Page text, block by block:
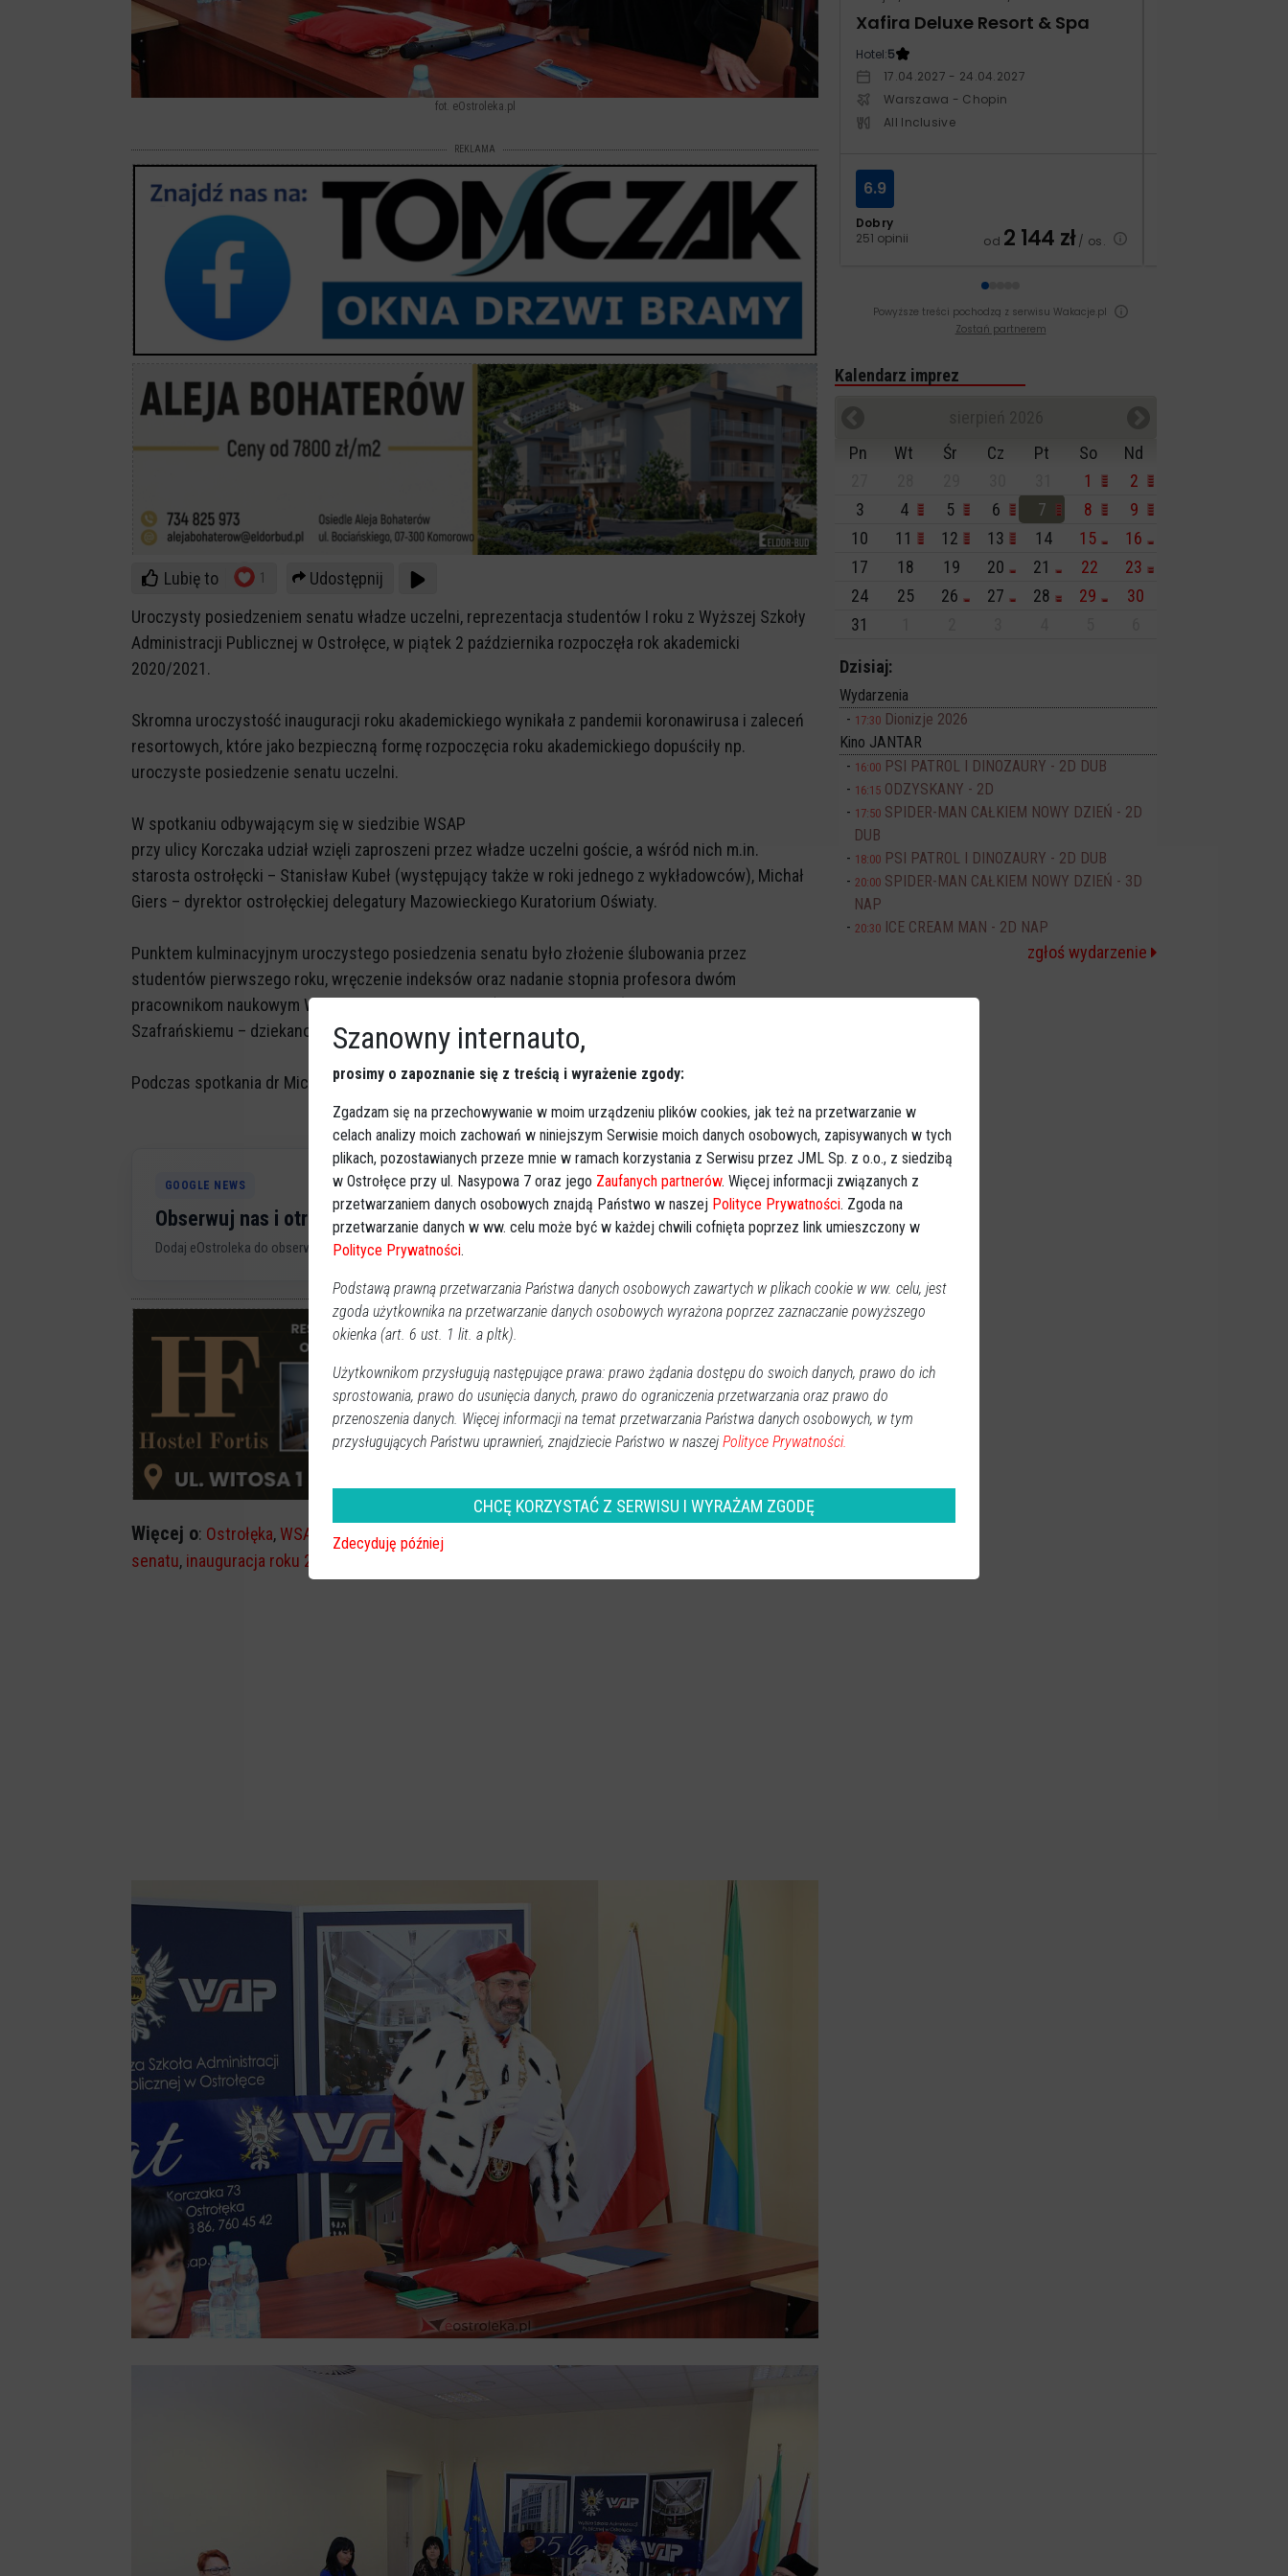
fot. eOstroleka.pl
REKLAMA
Lubię to 1
Udostępnij
Uroczysty posiedzeniem senatu władze uczelni, reprezentacja studentów I roku z Wyższej Szkoły
Administracji Publicznej w Ostrołęce, w piątek 2 października rozpoczęła rok akademicki
2020/2021.
Skromna uroczystość inauguracji roku akademickiego wynikała z pandemii koronawirusa i zaleceń
resortowych, które jako bezpieczną formę rozpoczęcia roku akademickiego dopuściły np.
uroczyste posiedzenie senatu uczelni.
W spotkaniu odbywającym się w siedzibie WSAP
przy ulicy Korczaka udział wzięli zaproszeni przez władze uczelni goście, a wśród nich m.in.
starosta ostrołęcki – Stanisław Kubeł (występujący także w roki jednego z wykładowców), Michał
Giers – dyrektor ostrołęckiej delegatury Mazowieckiego Kuratorium Oświaty.
Punktem kulminacyjnym uroczystego posiedzenia senatu było złożenie ślubowania przez
studentów pierwszego roku, wręczenie indeksów oraz nadanie stopnia profesora dwóm
pracownikom naukowym WSAP – dr. Elżbiecie Łojko (byłej rektor WSAP) oraz dr hab. Dariuszowi
Szafrańskiemu – dziekanowi WSAP i wieloletniemu wykładowcy.
Podczas spotkania dr Michał Fajst – rektor WSAP – wyróżnił 13 studentów z najwyższą średnią.
GOOGLE NEWS
Obserwuj nas i otrzymuj nowe wiadomości
Dodaj eOstroleka do obserwowanych źródeł w Google News.
Obserwuj w Google News
Więcej o: Ostrołęka, WSAP Wyższa Szkoła Administracji Publicznej w Ostrołęce
senatu, inauguracja roku 2020/2021
Xafira Deluxe Resort & Spa
Hotel:5
17.04.2027 - 24.04.2027
Warszawa - Chopin
All Inclusive
Dobry
251 opinii
6.9
od 2 144 zł/ os.
Powyższe treści pochodzą z serwisu Wakacje.pl
Zostań partnerem
Kalendarz imprez
Pn
Wt Śr Cz Pt So
Nd
1
2
3
4 5 6 7 8
9
10
11 12 13 14 15
16
17
18 19 20 21 22
23
24
25 26 27 28 29
30
31
Dzisiaj:
Wydarzenia
17:30 Dionizje 2026
Kino JANTAR
16:00 PSI PATROL I DINOZAURY - 2D DUB
16:15 ODZYSKANY - 2D
17:50 SPIDER-MAN CAŁKIEM NOWY DZIEŃ - 2D
DUB
18:00 PSI PATROL I DINOZAURY - 2D DUB
20:00 SPIDER-MAN CAŁKIEM NOWY DZIEŃ - 3D
NAP
20:30 ICE CREAM MAN - 2D NAP
zgłoś wydarzenie
Szanowny internauto,
prosimy o zapoznanie się z treścią i wyrażenie zgody:
Zgadzam się na przechowywanie w moim urządzeniu plików cookies, jak też na przetwarzanie w
celach analizy moich zachowań w niniejszym Serwisie moich danych osobowych, zapisywanych w tych
plikach, pozostawianych przeze mnie w ramach korzystania z Serwisu przez JML Sp. z o.o., z siedzibą
w Ostrołęce przy ul. Nasypowa 7 oraz jego Zaufanych partnerów. Więcej informacji związanych z
przetwarzaniem danych osobowych znajdą Państwo w naszej Polityce Prywatności. Zgoda na
przetwarzanie danych w ww. celu może być w każdej chwili cofnięta poprzez link umieszczony w
Polityce Prywatności.
Podstawą prawną przetwarzania Państwa danych osobowych zawartych w plikach cookie w ww. celu, jest
zgoda użytkownika na przetwarzanie danych osobowych wyrażona poprzez zaznaczanie powyższego
okienka (art. 6 ust. 1 lit. a pltk).
Użytkownikom przysługują następujące prawa: prawo żądania dostępu do swoich danych, prawo do ich
sprostowania, prawo do usunięcia danych, prawo do ograniczenia przetwarzania oraz prawo do
przenoszenia danych. Więcej informacji na temat przetwarzania Państwa danych osobowych, w tym
przysługujących Państwu uprawnień, znajdziecie Państwo w naszej Polityce Prywatności.
CHCĘ KORZYSTAĆ Z SERWISU I WYRAŻAM ZGODĘ
Zdecyduję później